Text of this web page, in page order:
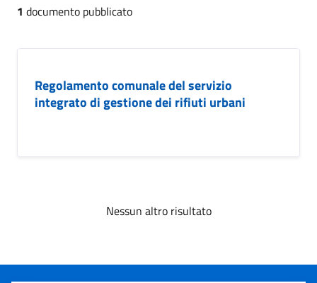
1 documento pubblicato
Regolamento comunale del servizio
integrato di gestione dei rifiuti urbani
Nessun altro risultato